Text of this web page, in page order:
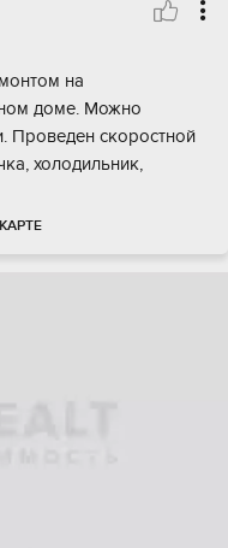
на
доме. Можно
Проведен скоростной
холодильник,